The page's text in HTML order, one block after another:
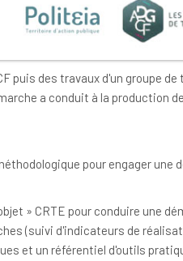
puis des travaux d'un groupe de
a conduit à la production
pour engager une
» CRTE pour conduire une
(suivi d'indicateurs de
et un référentiel d'outils